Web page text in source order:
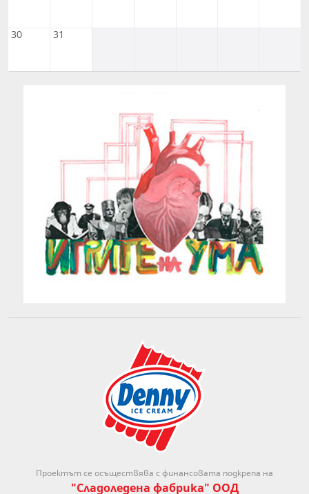
30 31
Проектът се осъществява с финансовата подкрепа на
"Сладоледена фабрика" ООД